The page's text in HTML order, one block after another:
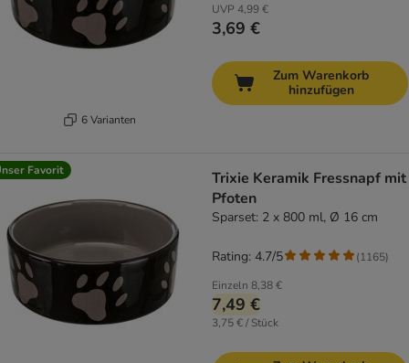
6 Varianten
UVP 4,99 €
3,69 €
Zum Warenkorb
hinzufügen
Favorit
Trixie Keramik Fressnapf mit
Pfoten
Sparset: 2 x 800 ml, Ø 16 cm
Einzeln 8,38 €
7,49 €
3,75 € / Stück
Rating: 4.7/5 (1165)